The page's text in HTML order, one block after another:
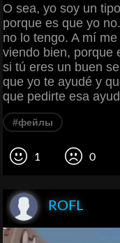
O sea, yo soy un
porque es que yo
no lo tengo. A mí
viendo bien, porque
si tú eres un buen
que yo te ayudé y
que pedirte esa
#фейлы
1 0
ROFL